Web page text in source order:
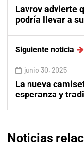
Lavrov advierte
podría llevar a
Siguiente noticia
junio 30, 2025
La nueva
esperanza y
Noticias